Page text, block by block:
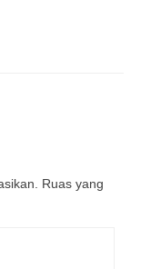
Ruas yang